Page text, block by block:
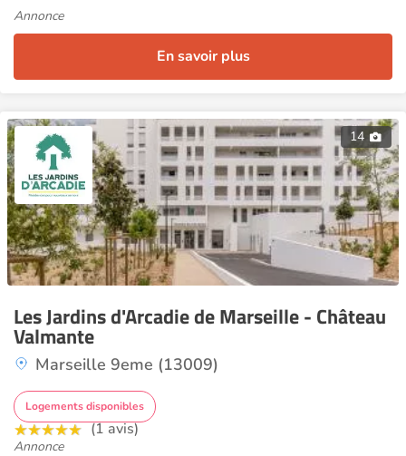
Annonce
En savoir plus
14
Les Jardins d'Arcadie de Marseille - Château
Valmante
Marseille 9eme (13009)
Logements disponibles
(1 avis)
Annonce